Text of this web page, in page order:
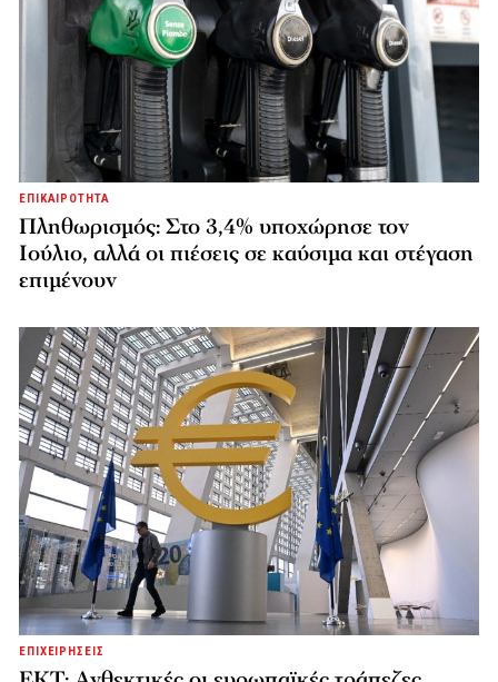
ΕΠΙΚΑΙΡΟΤΗΤΑ
Πληθωρισμός: Στο 3,4% υποχώρησε τον
Ιούλιο, αλλά οι πιέσεις σε καύσιμα και στέγαση
επιμένουν
ΕΠΙΧΕΙΡΗΣΕΙΣ